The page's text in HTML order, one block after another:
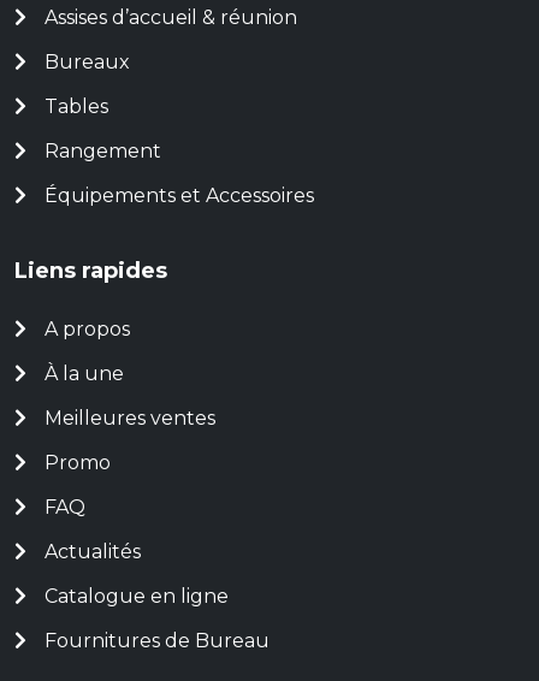
Assises d’accueil & réunion
Bureaux
Tables
Rangement
Équipements et Accessoires
Liens rapides
A propos
À la une
Meilleures ventes
Promo
FAQ
Actualités
Catalogue en ligne
Fournitures de Bureau